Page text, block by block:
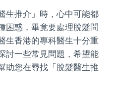
生推介」時，心中可能都
困惑，畢竟要處理脫髮問
生香港的專科醫生十分重
討一些常見問題，希望能
助您在尋找「脫髮醫生推